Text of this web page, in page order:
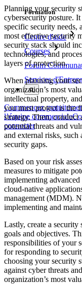
Formation
Centre d'aide
Courses
Forum
Services
Commencez
l’équipe commerciale
connecter
Planning your security
cybersecurity posture.
specific security needs,
most effective security
security stack should
technologies, and
layers of protection.
When planning your
organization’s most
intellectual property,
you must protect is the
strategy. Then, conduct
potential threats and
and external risks, such
security gaps.
Based on your risk
measures to mitigate
implementing
cloud-native
management (MDM).
implementing and
Lastly, create a security
goals and objectives.
responsibilities of your
for responding to
choosing your security
against cyber threats
organization’s most